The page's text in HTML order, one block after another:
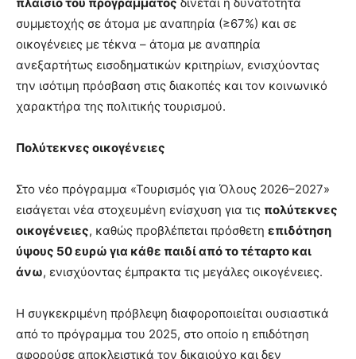
πλαίσιο του προγράμματος δίνεται η δυνατότητα
συμμετοχής σε άτομα με αναπηρία (≥67%) και σε
οικογένειες με τέκνα – άτομα με αναπηρία
ανεξαρτήτως εισοδηματικών κριτηρίων, ενισχύοντας
την ισότιμη πρόσβαση στις διακοπές και τον κοινωνικό
χαρακτήρα της πολιτικής τουρισμού.
Πολύτεκνες οικογένειες
Στο νέο πρόγραμμα «Τουρισμός για Όλους 2026–2027»
εισάγεται νέα στοχευμένη ενίσχυση για τις πολύτεκνες
οικογένειες, καθώς προβλέπεται πρόσθετη επιδότηση
ύψους 50 ευρώ για κάθε παιδί από το τέταρτο και
άνω, ενισχύοντας έμπρακτα τις μεγάλες οικογένειες.
Η συγκεκριμένη πρόβλεψη διαφοροποιείται ουσιαστικά
από το πρόγραμμα του 2025, στο οποίο η επιδότηση
αφορούσε αποκλειστικά τον δικαιούχο και δεν